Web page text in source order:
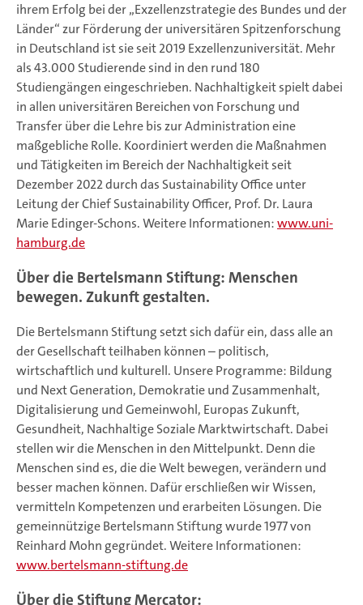
ihrem Erfolg bei der „Exzellenzstrategie des Bundes und der
Länder“ zur Förderung der universitären Spitzenforschung
in Deutschland ist sie seit 2019 Exzellenzuniversität. Mehr
als 43.000 Studierende sind in den rund 180
Studiengängen eingeschrieben. Nachhaltigkeit spielt dabei
in allen universitären Bereichen von Forschung und
Transfer über die Lehre bis zur Administration eine
maßgebliche Rolle. Koordiniert werden die Maßnahmen
und Tätigkeiten im Bereich der Nachhaltigkeit seit
Dezember 2022 durch das Sustainability Office unter
Leitung der Chief Sustainability Officer, Prof. Dr. Laura
Marie Edinger-Schons. Weitere Informationen:www.uni-
hamburg.de
Über die Bertelsmann Stiftung: Menschen
bewegen. Zukunft gestalten.
Die Bertelsmann Stiftung setzt sich dafür ein, dass alle an
der Gesellschaft teilhaben können – politisch,
wirtschaftlich und kulturell. Unsere Programme: Bildung
und Next Generation, Demokratie und Zusammenhalt,
Digitalisierung und Gemeinwohl, Europas Zukunft,
Gesundheit, Nachhaltige Soziale Marktwirtschaft. Dabei
stellen wir die Menschen in den Mittelpunkt. Denn die
Menschen sind es, die die Welt bewegen, verändern und
besser machen können. Dafür erschließen wir Wissen,
vermitteln Kompetenzen und erarbeiten Lösungen. Die
gemeinnützige Bertelsmann Stiftung wurde 1977 von
Reinhard Mohn gegründet. Weitere Informationen:
www.bertelsmann-stiftung.de
Über die Stiftung Mercator: